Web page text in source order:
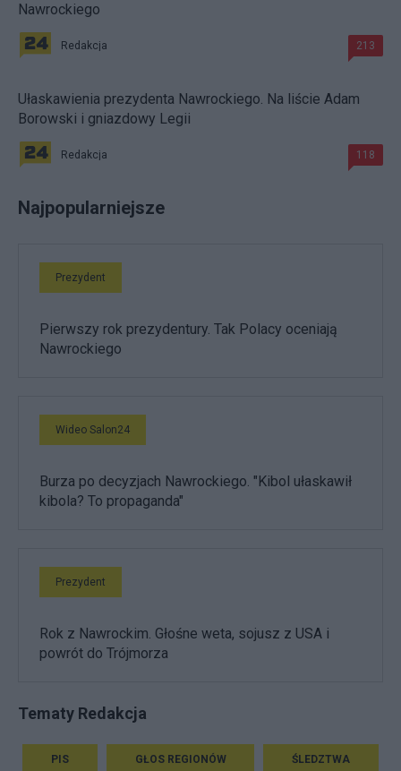
Nawrockiego
Redakcja 213
Ułaskawienia prezydenta Nawrockiego. Na liście Adam
Borowski i gniazdowy Legii
Redakcja 118
Najpopularniejsze
Prezydent
Pierwszy rok prezydentury. Tak Polacy oceniają
Nawrockiego
Wideo Salon24
Burza po decyzjach Nawrockiego. "Kibol ułaskawił
kibola? To propaganda"
Prezydent
Rok z Nawrockim. Głośne weta, sojusz z USA i
powrót do Trójmorza
Tematy Redakcja
PIS GŁOS REGIONÓW ŚLEDZTWA